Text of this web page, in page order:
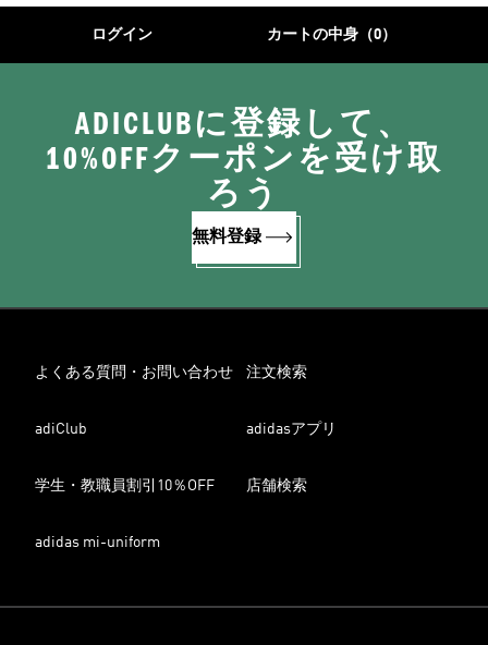
ログイン カートの中身（0）
ADICLUBに登録して、
10%OFFクーポンを受け取
ろう
無料登録
よくある質問・お問い合わせ 注文検索
adiClub adidasアプリ
学生・教職員割引10％OFF 店舗検索
adidas mi-uniform